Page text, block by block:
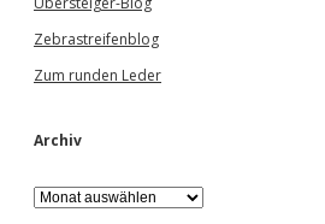
Zebrastreifenblog
Zum runden Leder
Archiv
A
r